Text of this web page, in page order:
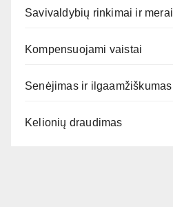
Savivaldybių rinkimai ir merai
Kompensuojami vaistai
Senėjimas ir ilgaamžiškumas
Kelionių draudimas